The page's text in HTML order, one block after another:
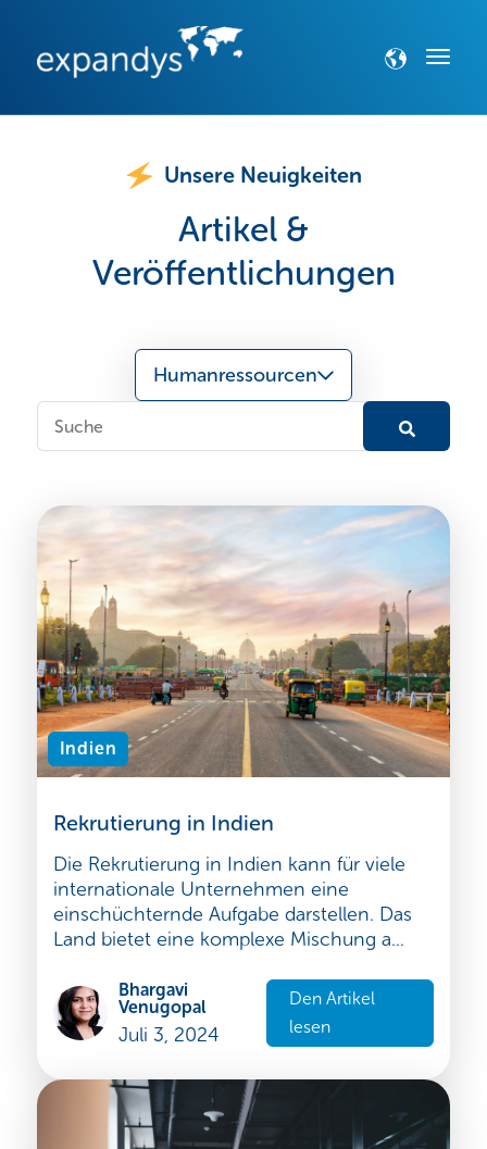
Unsere Neuigkeiten
Artikel &
Veröffentlichungen
Humanressourcen
Dies ist ein Suchfeld mit einer automatischen
Indien
Rekrutierung in Indien
Die Rekrutierung in Indien kann für viele
internationale Unternehmen eine
einschüchternde Aufgabe darstellen. Das
Land bietet eine komplexe Mischung a...
Bhargavi
Venugopal
Juli 3, 2024
Den Artikel
lesen